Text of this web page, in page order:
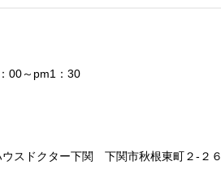
00～pm1：30
スドクター下関 下関市秋根東町２-２６